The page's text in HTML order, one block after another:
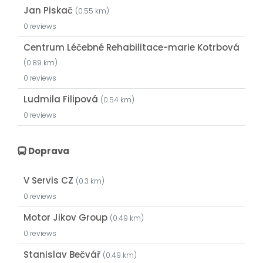
Jan Piskač (0.55 km)
0 reviews
Centrum Léčebné Rehabilitace-marie Kotrbová
(0.89 km)
0 reviews
Ludmila Filipová (0.54 km)
0 reviews
Doprava
V Servis CZ (0.3 km)
0 reviews
Motor Jikov Group (0.49 km)
0 reviews
Stanislav Bečvář (0.49 km)